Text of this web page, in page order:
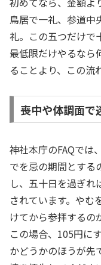
鳥居で一礼、参道中
礼。この五つだけで
最低限だけやるなら
ることより、この流
喪中や体調面で
神社本庁のFAQでは
でを忌の期間とする
し、五十日を過ぎれ
されています。やむ
けてから参拝するの
この場合、105円に
かどうかのほうが先